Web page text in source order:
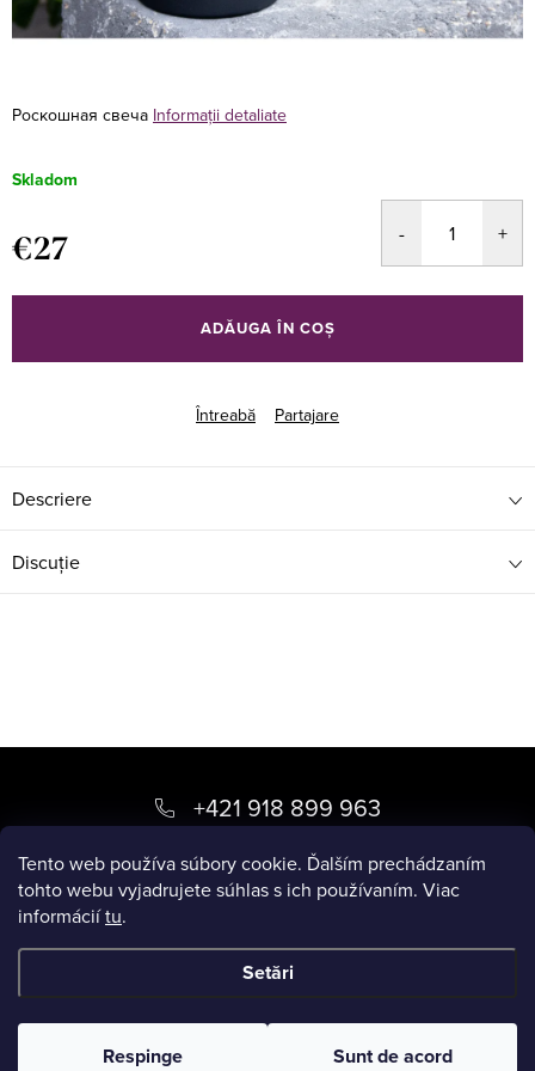
Tento web používa súbory cookie. Ďalším prechádzaním
tohto webu vyjadrujete súhlas s ich používaním. Viac
informáciítu.
Setări
Respinge Sunt de acord
Роскошная свеча Informaţii detaliate
Skladom
€27
preţ:
ADĂUGA ÎN COŞ
Întreabă Partajare
Descriere
Discuţie
b
+421 918 899 963
kvety@luxory.sk
BLOG LUXORY
Drepturi de autor 2026LUXORY.SK. Toate drepturile rezervate.